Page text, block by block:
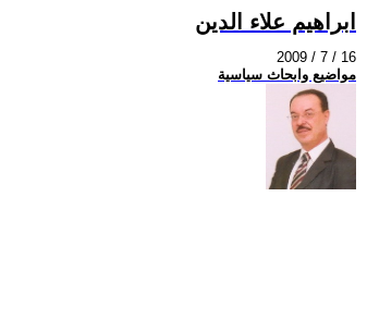
ابراهيم علاء الدين
2009 / 7 / 16
مواضيع وابحاث سياسية